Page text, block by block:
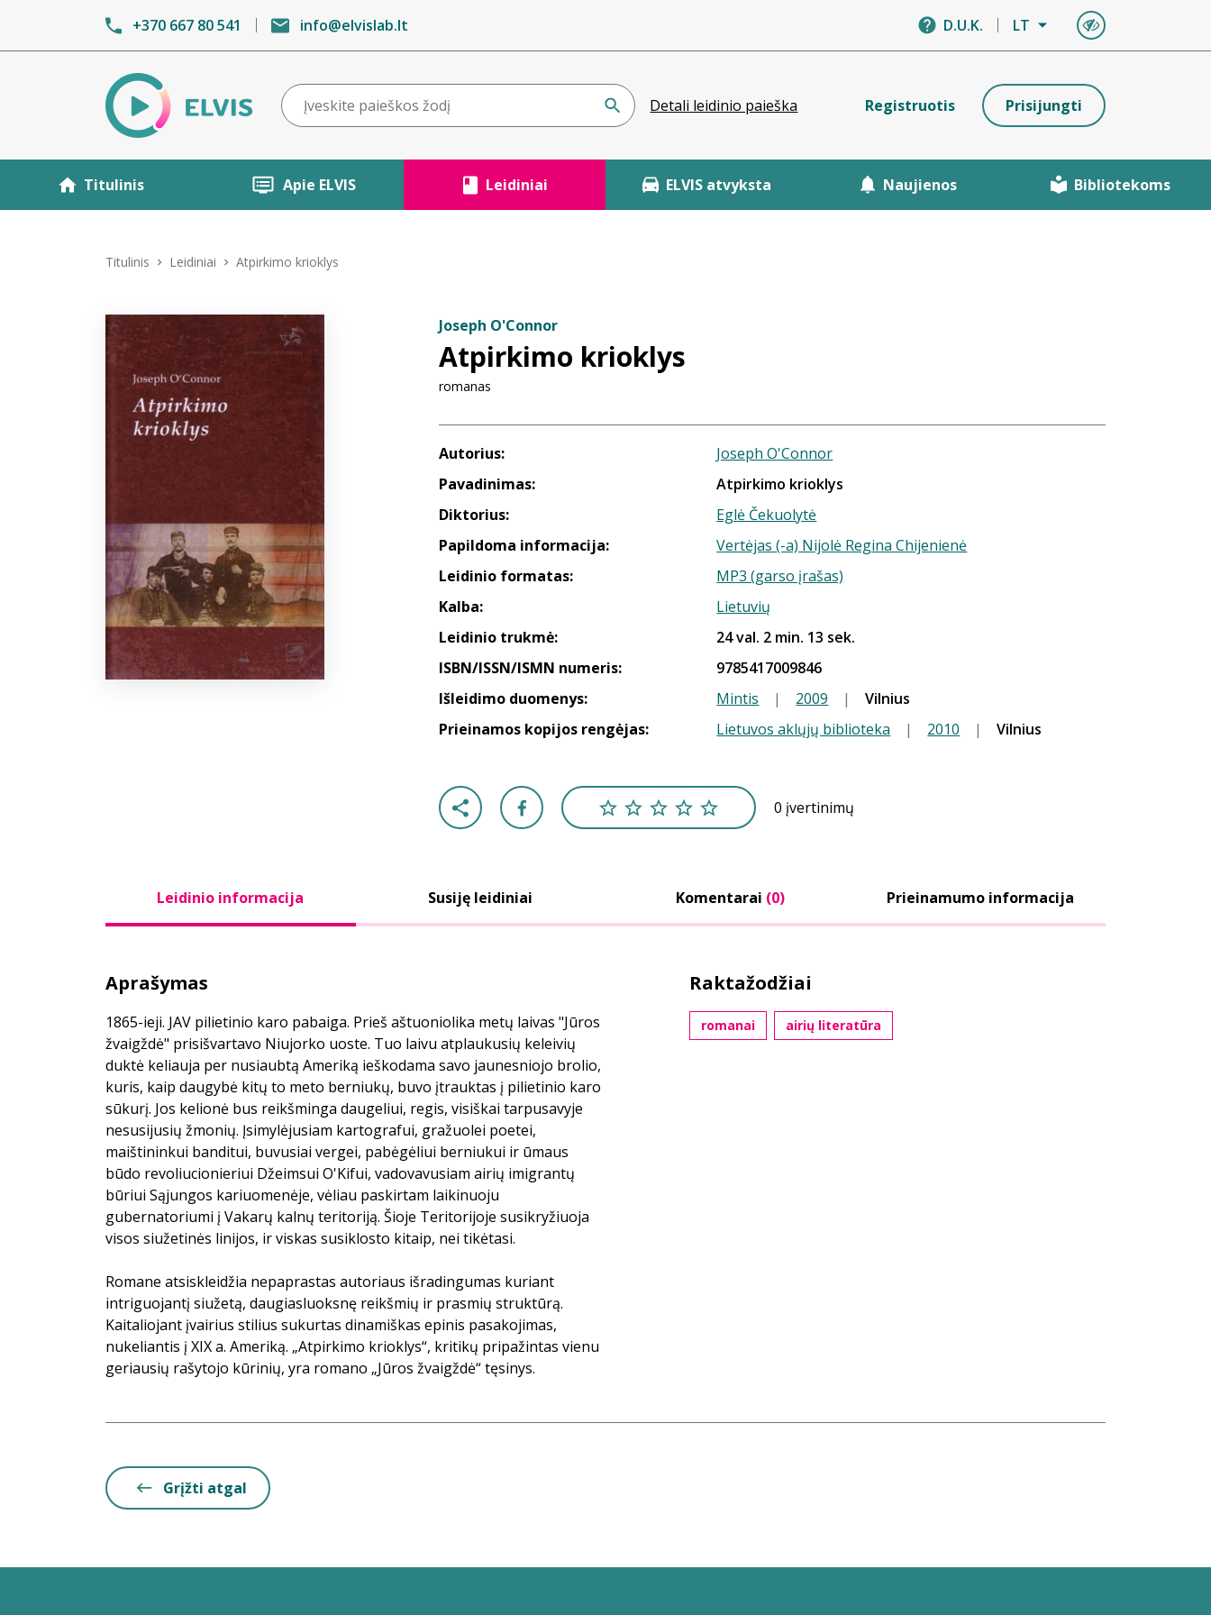
+370 667 80 541 info@elvislab.lt D.U.K. LT
Detali leidinio paieška Registruotis Prisijungti
Titulinis Apie ELVIS Leidiniai ELVIS atvyksta Naujienos Bibliotekoms
Titulinis Leidiniai Atpirkimo krioklys
Joseph O'Connor
Atpirkimo krioklys
romanas
Autorius:
Joseph O'Connor
Pavadinimas:
Atpirkimo krioklys
Diktorius:
Eglė Čekuolytė
Papildoma informacija:
Vertėjas (-a) Nijolė Regina Chijenienė
Leidinio formatas:
MP3 (garso įrašas)
Kalba:
Lietuvių
Leidinio trukmė:
24 val. 2 min. 13 sek.
ISBN/ISSN/ISMN numeris:
9785417009846
Išleidimo duomenys:
Mintis | 2009 |
Vilnius
Prieinamos kopijos rengėjas:
Lietuvos aklųjų biblioteka | 2010 | Vilnius
0 įvertinimų
Leidinio informacija Susiję leidiniai Komentarai (0) Prieinamumo informacija
Aprašymas
1865-ieji. JAV pilietinio karo pabaiga. Prieš aštuoniolika metų laivas "Jūros
žvaigždė" prisišvartavo Niujorko uoste. Tuo laivu atplaukusių keleivių
duktė keliauja per nusiaubtą Ameriką ieškodama savo jaunesniojo brolio,
kuris, kaip daugybė kitų to meto berniukų, buvo įtrauktas į pilietinio karo
sūkurį. Jos kelionė bus reikšminga daugeliui, regis, visiškai tarpusavyje
nesusijusių žmonių. Įsimylėjusiam kartografui, gražuolei poetei,
maištininkui banditui, buvusiai vergei, pabėgėliui berniukui ir ūmaus
būdo revoliucionieriui Džeimsui O'Kifui, vadovavusiam airių imigrantų
būriui Sąjungos kariuomenėje, vėliau paskirtam laikinuoju
gubernatoriumi į Vakarų kalnų teritoriją. Šioje Teritorijoje susikryžiuoja
visos siužetinės linijos, ir viskas susiklosto kitaip, nei tikėtasi.
Romane atsiskleidžia nepaprastas autoriaus išradingumas kuriant
intriguojantį siužetą, daugiasluoksnę reikšmių ir prasmių struktūrą.
Kaitaliojant įvairius stilius sukurtas dinamiškas epinis pasakojimas,
nukeliantis į XIX a. Ameriką. „Atpirkimo krioklys“, kritikų pripažintas vienu
geriausių rašytojo kūrinių, yra romano „Jūros žvaigždė“ tęsinys.
Raktažodžiai
romanai airių literatūra
Grįžti atgal